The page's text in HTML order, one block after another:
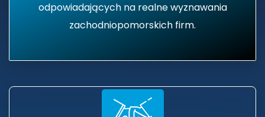
odpowiadających na realne wyznawania
zachodniopomorskich firm.